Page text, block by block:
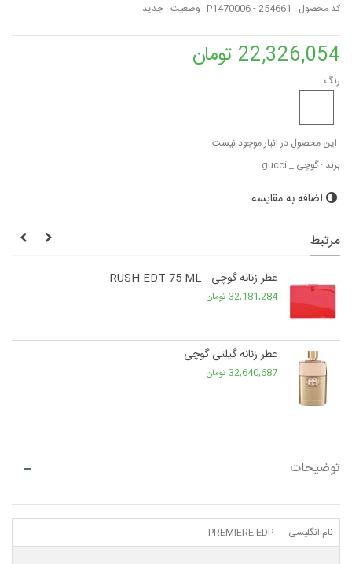
کد محصول : P1470006 - 254661 وضعیت : جدید
22,326,054 تومان
رنگ
این محصول در انبار موجود نیست
برند :گوچی _ gucci
اضافه به مقایسه
مرتبط
عطر زنانه گوچی - RUSH EDT 75 ML
32,181,284 تومان
عطر زنانه گیلتی گوچی
32,640,687 تومان
توضیحات
نام انگلیسی PREMIERE EDP